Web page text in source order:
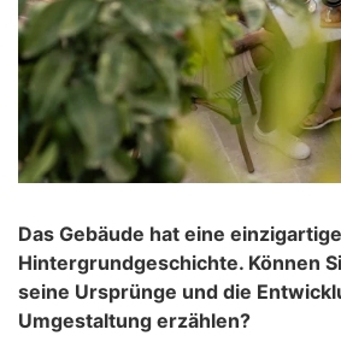
Das Gebäude hat eine einzigartige
Hintergrundgeschichte. Können
seine Ursprünge und die
Umgestaltung erzählen?